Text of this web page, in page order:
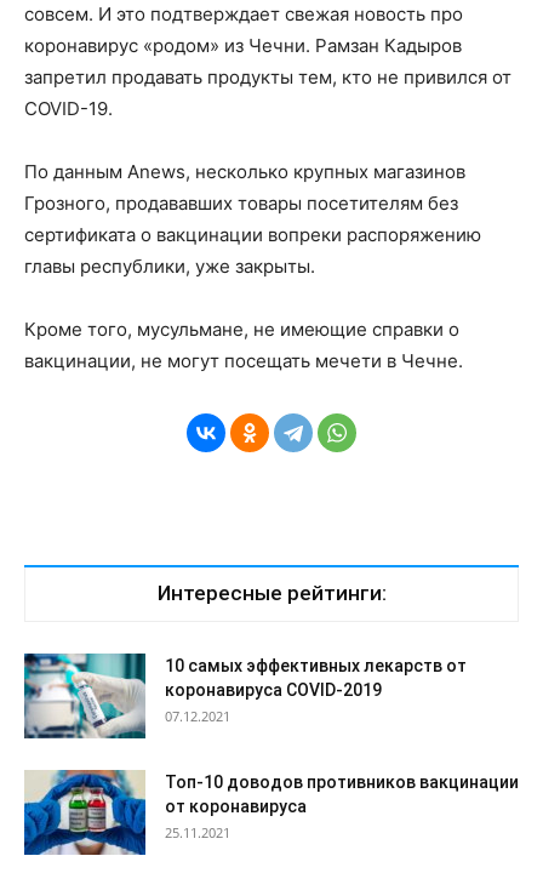
совсем. И это подтверждает свежая новость про
коронавирус «родом» из Чечни. Рамзан Кадыров
запретил продавать продукты тем, кто не привился от
COVID-19.
По данным Anews, несколько крупных магазинов
Грозного, продававших товары посетителям без
сертификата о вакцинации вопреки распоряжению
главы республики, уже закрыты.
Кроме того, мусульмане, не имеющие справки о
вакцинации, не могут посещать мечети в Чечне.
Интересные рейтинги:
10 самых эффективных лекарств от
коронавируса COVID-2019
07.12.2021
Топ-10 доводов противников вакцинации
от коронавируса
25.11.2021